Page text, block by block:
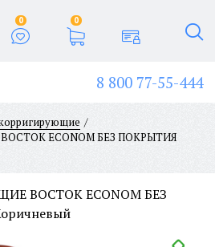
0 0
8 800 77-55-444
ECONOM БЕЗ ПОКРЫТИЯ
BOCTOK ECONOM БЕЗ